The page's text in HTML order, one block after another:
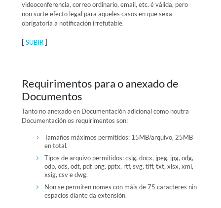
videoconferencia, correo ordinario, email, etc. é válida, pero
non surte efecto legal para aqueles casos en que sexa
obrigatoria a notificación irrefutable.
[ SUBIR]
Requirimentos para o anexado de
Documentos
Tanto no anexado en Documentación adicional como noutra
Documentación os requirimentos son:
Tamaños máximos permitidos: 15MB/arquivo, 25MB
en total.
Tipos de arquivo permitidos: csig, docx, jpeg, jpg, odg,
odp, ods, odt, pdf, png, pptx, rtf, svg, tiff, txt, xlsx, xml,
xsig, csv e dwg.
Non se permiten nomes con máis de 75 caracteres nin
espacios diante da extensión.